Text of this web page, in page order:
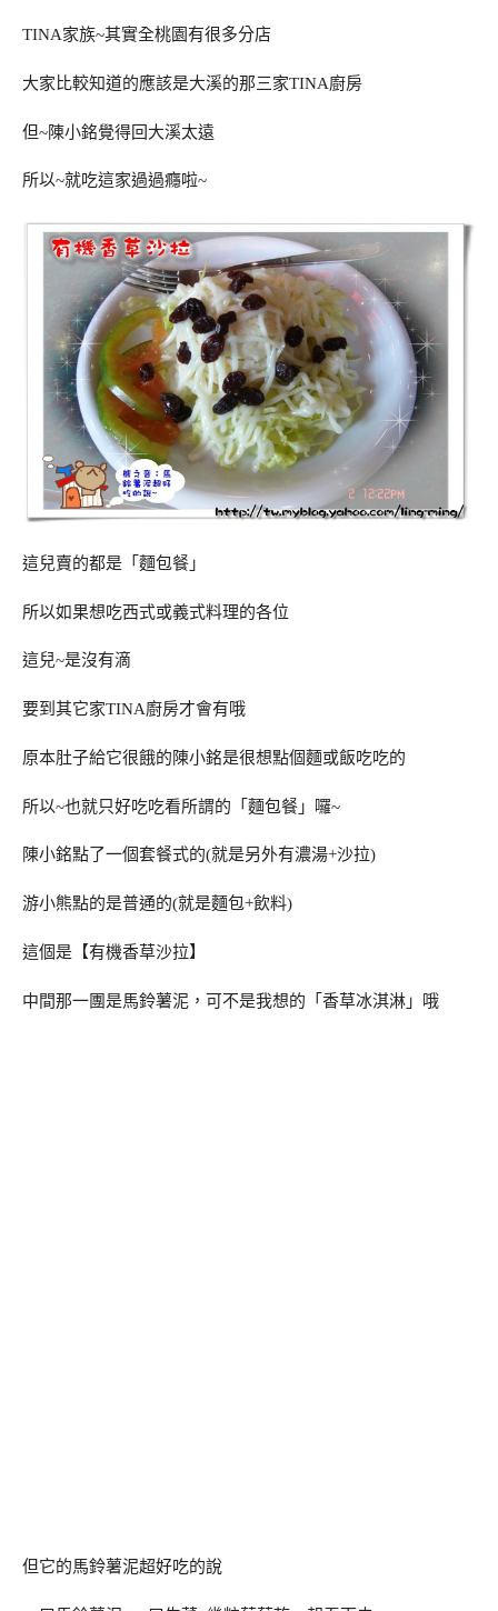
TINA家族~其實全桃園有很多分店
大家比較知道的應該是大溪的那三家TINA廚房
但~陳小銘覺得回大溪太遠
所以~就吃這家過過癮啦~
這兒賣的都是「麵包餐」
所以如果想吃西式或義式料理的各位
這兒~是沒有滴
要到其它家TINA廚房才會有哦
原本肚子給它很餓的陳小銘是很想點個麵或飯吃吃的
所以~也就只好吃吃看所謂的「麵包餐」囉~
陳小銘點了一個套餐式的(就是另外有濃湯+沙拉)
游小熊點的是普通的(就是麵包+飲料)
這個是【有機香草沙拉】
中間那一團是馬鈴薯泥，可不是我想的「香草冰淇淋」哦
但它的馬鈴薯泥超好吃的說